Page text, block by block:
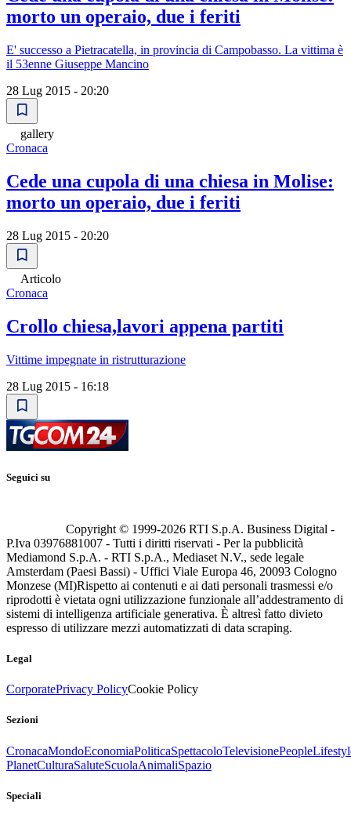
morto un operaio, due i feriti
E' successo a Pietracatella, in provincia di Campobasso. La vittima è
il 53enne Giuseppe Mancino
28 Lug 2015 - 20:20
gallery
Cronaca
Cede una cupola di una chiesa in Molise:
morto un operaio, due i feriti
28 Lug 2015 - 20:20
Articolo
Cronaca
Crollo chiesa,lavori appena partiti
Vittime impegnate in ristrutturazione
28 Lug 2015 - 16:18
Seguici su
Copyright © 1999-2026 RTI S.p.A. Business Digital -
P.Iva 03976881007 - Tutti i diritti riservati - Per la pubblicità
Mediamond S.p.A. - RTI S.p.A., Mediaset N.V., sede legale
Amsterdam (Paesi Bassi) - Uffici Viale Europa 46, 20093 Cologno
Monzese (MI)Rispetto ai contenuti e ai dati personali trasmessi e/o
riprodotti è vietata ogni utilizzazione funzionale all’addestramento di
sistemi di intelligenza artificiale generativa. È altresì fatto divieto
espresso di utilizzare mezzi automatizzati di data scraping.
Legal
CorporatePrivacy PolicyCookie Policy
Sezioni
CronacaMondoEconomiaPoliticaSpettacoloTelevisionePeople
PlanetCulturaSaluteScuolaAnimaliSpazio
Speciali